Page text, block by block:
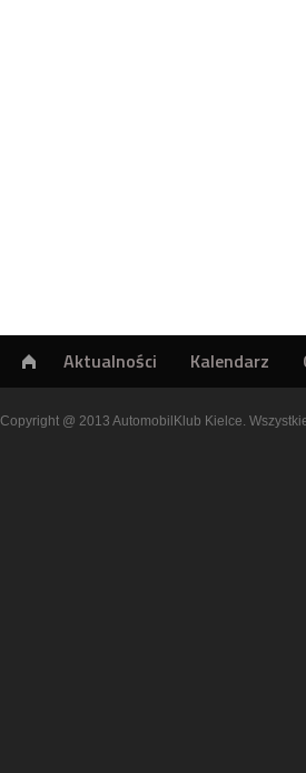
Aktualności Kalendarz
Copyright @ 2013 AutomobilKlub Kielce.